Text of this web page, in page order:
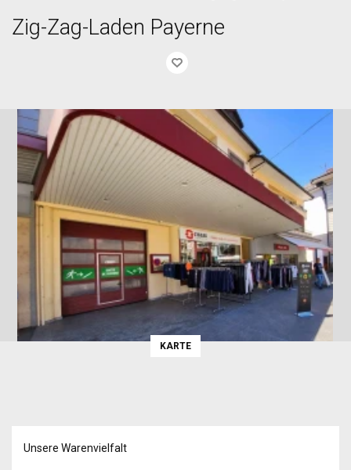
Zig-Zag-Laden Payerne
KARTE
Unsere Warenvielfalt